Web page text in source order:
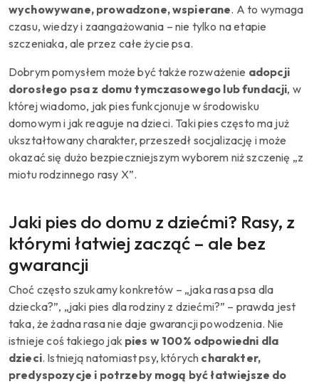
wychowywane, prowadzone, wspierane. A to wymaga
czasu, wiedzy i zaangażowania – nie tylko na etapie
szczeniaka, ale przez całe życie psa.
Dobrym pomysłem może być także rozważenie adopcji
dorosłego psa z domu tymczasowego lub fundacji, w
której wiadomo, jak pies funkcjonuje w środowisku
domowym i jak reaguje na dzieci. Taki pies często ma już
ukształtowany charakter, przeszedł socjalizację i może
okazać się dużo bezpieczniejszym wyborem niż szczenię „z
miotu rodzinnego rasy X”.
Jaki pies do domu z dziećmi? Rasy, z
którymi łatwiej zacząć – ale bez
gwarancji
Choć często szukamy konkretów – „jaka rasa psa dla
dziecka?”, „jaki pies dla rodziny z dziećmi?” – prawda jest
taka, że żadna rasa nie daje gwarancji powodzenia. Nie
istnieje coś takiego jak pies w 100% odpowiedni dla
dzieci. Istnieją natomiast psy, których charakter,
predyspozycje i potrzeby mogą być łatwiejsze do